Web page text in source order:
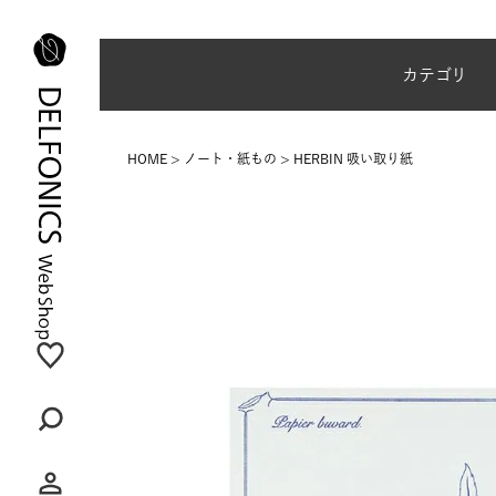
カテゴリ
HOME ノート・紙もの HERBIN 吸い取り紙